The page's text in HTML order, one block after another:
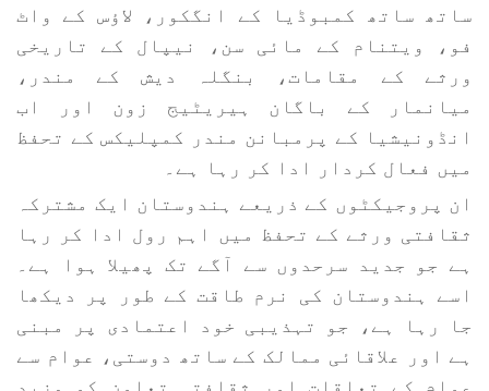
ساتھ ساتھ کمبوڈیا کے انگکور، لاؤس کے واٹ
فو، ویتنام کے مائی سن، نیپال کے تاریخی
ورثے کے مقامات، بنگلہ دیش کے مندر،
میانمار کے باگان ہیریٹیج زون اور اب
انڈونیشیا کے پرمبانن مندر کمپلیکس کے تحفظ
میں فعال کردار ادا کر رہا ہے۔
ان پروجیکٹوں کے ذریعے ہندوستان ایک مشترکہ
ثقافتی ورثے کے تحفظ میں اہم رول ادا کر رہا
ہے جو جدید سرحدوں سے آگے تک پھیلا ہوا ہے۔
اسے ہندوستان کی نرم طاقت کے طور پر دیکھا
جا رہا ہے، جو تہذیبی خود اعتمادی پر مبنی
ہے اور علاقائی ممالک کے ساتھ دوستی، عوام سے